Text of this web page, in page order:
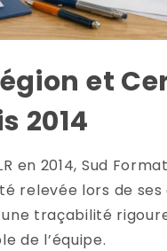
et
2014
en 2014, Sud
relevée lors de
traçabilité
de l’équipe.